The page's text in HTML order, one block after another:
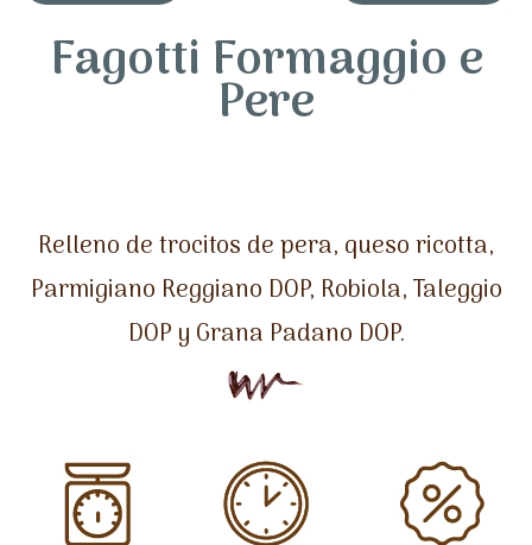
Fagotti Formaggio e
Pere
Relleno de trocitos de pera, queso ricotta,
Parmigiano Reggiano DOP, Robiola, Taleggio
DOP y Grana Padano DOP.